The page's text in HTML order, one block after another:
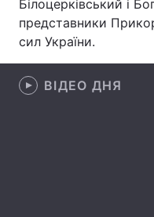
Відео з Youtube
Інтерв'ю
Білоцерківський і
представники
сил України.
ВІДЕО ДНЯ